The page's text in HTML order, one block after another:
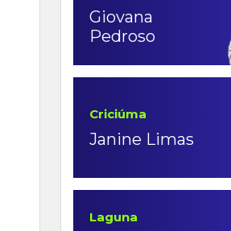
Giovana
Pedroso
Criciúma
Janine Limas
Laguna